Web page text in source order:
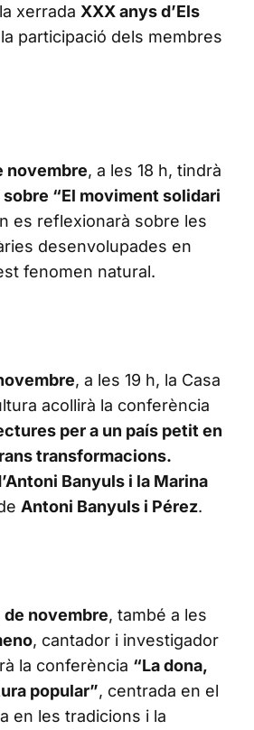
xerrada XXX anys d’Els
participació dels membres
novembre, a les 18 h, tindrà
“El moviment solidari
es reflexionarà sobre les
desenvolupades en
fenomen natural.
, a les 19 h, la Casa
acollirà la conferència
per a un país petit en
transformacions.
Banyuls i la Marina
Antoni Banyuls i Pérez.
novembre, també a les
, cantador i investigador
la conferència “La dona,
popular”, centrada en el
en les tradicions i la